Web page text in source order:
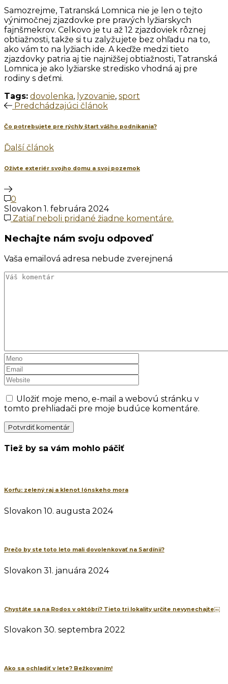
Samozrejme, Tatranská Lomnica nie je len o tejto
výnimočnej zjazdovke pre pravých lyžiarskych
fajnšmekrov. Celkovo je tu až 12 zjazdoviek rôznej
obtiažnosti, takže si tu zalyžujete bez ohľadu na to,
ako vám to na lyžiach ide. A keďže medzi tieto
zjazdovky patria aj tie najnižšej obtiažnosti, Tatranská
Lomnica je ako lyžiarske stredisko vhodná aj pre
rodiny s deťmi.
Tags: dovolenka, lyzovanie, sport
Predchádzajúci článok
Čo potrebujete pre rýchly štart vášho podnikania?
Ďalší článok
Oživte exteriér svojho domu a svoj pozemok
0
Slovakon 1. februára 2024
Zatiaľ neboli pridané žiadne komentáre.
Nechajte nám svoju odpoveď
Vaša emailová adresa nebude zverejnená
Uložiť moje meno, e-mail a webovú stránku v
tomto prehliadači pre moje budúce komentáre.
Tiež by sa vám mohlo páčiť
Korfu: zelený raj a klenot Iónskeho mora
Slovakon 10. augusta 2024
Prečo by ste toto leto mali dovolenkovať na Sardínii?
Slovakon 31. januára 2024
Chystáte sa na Rodos v októbri? Tieto tri lokality určite nevynechajte￼
Slovakon 30. septembra 2022
Ako sa ochladiť v lete? Bežkovaním!